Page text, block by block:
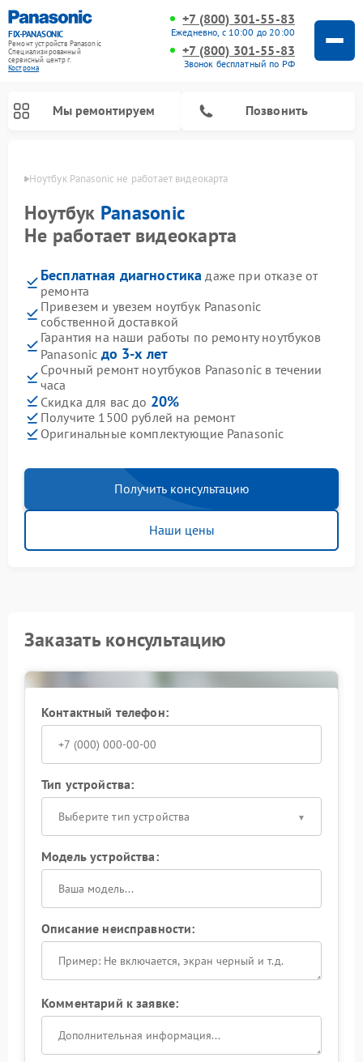
FIX-PANASONIC
Ремонт устройств Panasonic
Специализированный
cервисный центр г.
Кострома
+7 (800) 301-55-83
Ежедневно, с 10:00 до 20:00
+7 (800) 301-55-83
Звонок бесплатный по РФ
Мы ремонтируем Позвонить
Ноутбук Panasonic не работает видеокарта
Ноутбук Panasonic
Не работает видеокарта
Бесплатная диагностика даже при отказе от
ремонта
Привезем и увезем ноутбук Panasonic
собственной доставкой
Гарантия на наши работы по ремонту ноутбуков
Panasonic до 3-х лет
Срочный ремонт ноутбуков Panasonic в течении
часа
Скидка для вас до 20%
Получите 1500 рублей на ремонт
Оригинальные комплектующие Panasonic
Получить консультацию
Наши цены
Заказать консультацию
Контактный телефон:
Тип устройства:
Выберите тип устройства
Модель устройства:
Описание неисправности:
Комментарий к заявке: